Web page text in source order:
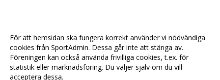
För att hemsidan ska fungera korrekt använder vi nödvändiga
cookies från SportAdmin. Dessa går inte att stänga av.
Föreningen kan också använda frivilliga cookies, t.ex. för
statistik eller marknadsföring. Du väljer själv om du vill
acceptera dessa.